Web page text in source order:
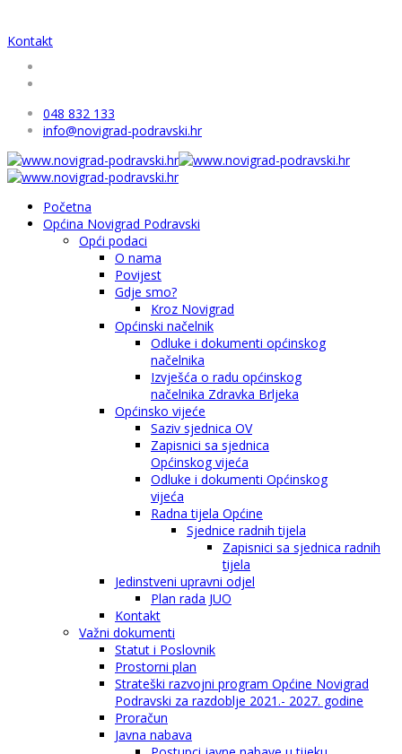
Kontakt
048 832 133
info@novigrad-podravski.hr
Početna
Općina Novigrad Podravski
Opći podaci
O nama
Povijest
Gdje smo?
Kroz Novigrad
Općinski načelnik
Odluke i dokumenti općinskog
načelnika
Izvješća o radu općinskog
načelnika Zdravka Brljeka
Općinsko vijeće
Saziv sjednica OV
Zapisnici sa sjednica
Općinskog vijeća
Odluke i dokumenti Općinskog
vijeća
Radna tijela Općine
Sjednice radnih tijela
Zapisnici sa sjednica radnih
tijela
Jedinstveni upravni odjel
Plan rada JUO
Kontakt
Važni dokumenti
Statut i Poslovnik
Prostorni plan
Strateški razvojni program Općine Novigrad
Podravski za razdoblje 2021.- 2027. godine
Proračun
Javna nabava